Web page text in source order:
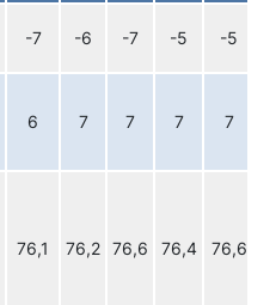
-7 -6 -7 -5 -5
6 7 7 7 7
76,1 76,2 76,6 76,4 76,6